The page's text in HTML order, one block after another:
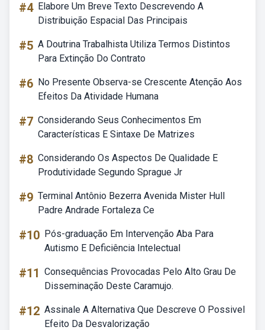
#4 Elabore Um Breve Texto Descrevendo A
Distribuição Espacial Das Principais
#5 A Doutrina Trabalhista Utiliza Termos Distintos
Para Extinção Do Contrato
#6 No Presente Observa-se Crescente Atenção Aos
Efeitos Da Atividade Humana
#7 Considerando Seus Conhecimentos Em
Características E Sintaxe De Matrizes
#8 Considerando Os Aspectos De Qualidade E
Produtividade Segundo Sprague Jr
#9 Terminal Antônio Bezerra Avenida Mister Hull
Padre Andrade Fortaleza Ce
#10 Pós-graduação Em Intervenção Aba Para
Autismo E Deficiência Intelectual
#11 Consequências Provocadas Pelo Alto Grau De
Disseminação Deste Caramujo.
#12 Assinale A Alternativa Que Descreve O Possivel
Efeito Da Desvalorização